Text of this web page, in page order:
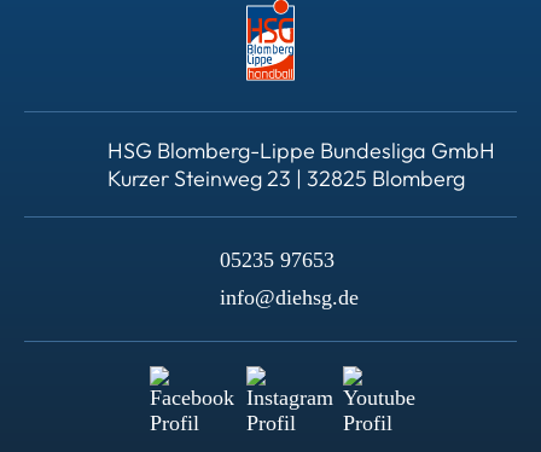
HSG Blomberg-Lippe Bundesliga GmbH
Kurzer Steinweg 23 | 32825 Blomberg
05235 97653
info@diehsg.de